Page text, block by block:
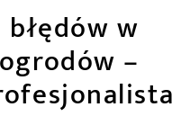
w
–